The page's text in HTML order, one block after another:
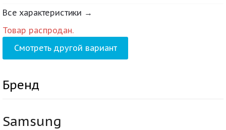
Все характеристики →
Товар распродан.
Смотреть другой вариант
Бренд
Samsung